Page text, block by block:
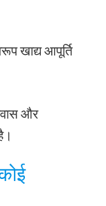
खाद्य आपूर्ति
और